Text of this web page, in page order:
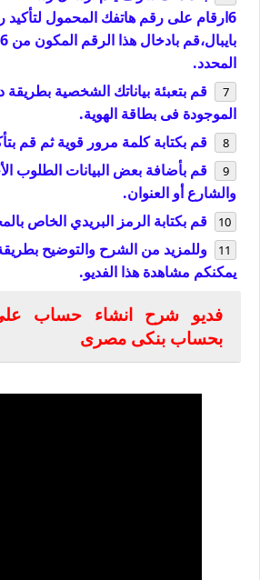
6ارقام على رقم هاتفك المحمول
المحدد.
قم بتعبئة بياناتك الشخصية بطريقة
الموجودة فى بطاقة الهوية.
قم بكتابة كلمة مرور قوية ثم قم
قم بأضافة بعض البيانات الطلوب
والشارع أو العنوان.
قم بكتابة الرمز البريدي الخاص
وللمزيد من الشرح والتوضيح
يمكنكم مشاهدة هذا الفديو.
فديو شرح انشاء حساب على
بحساب بنكى مصرى